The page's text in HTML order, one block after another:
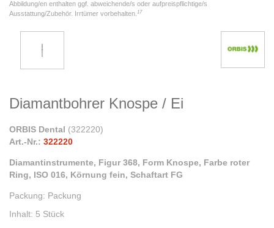
Abbildung/en enthalten ggf. abweichende/s oder aufpreispflichtige/s
Ausstattung/Zubehör. Irrtümer vorbehalten. 17
Diamantbohrer Knospe / Ei
ORBIS Dental (322220)
Art.-Nr.: 322220
Diamantinstrumente, Figur 368, Form Knospe, Farbe roter
Ring, ISO 016, Körnung fein, Schaftart FG
Packung: Packung
Inhalt: 5 Stück